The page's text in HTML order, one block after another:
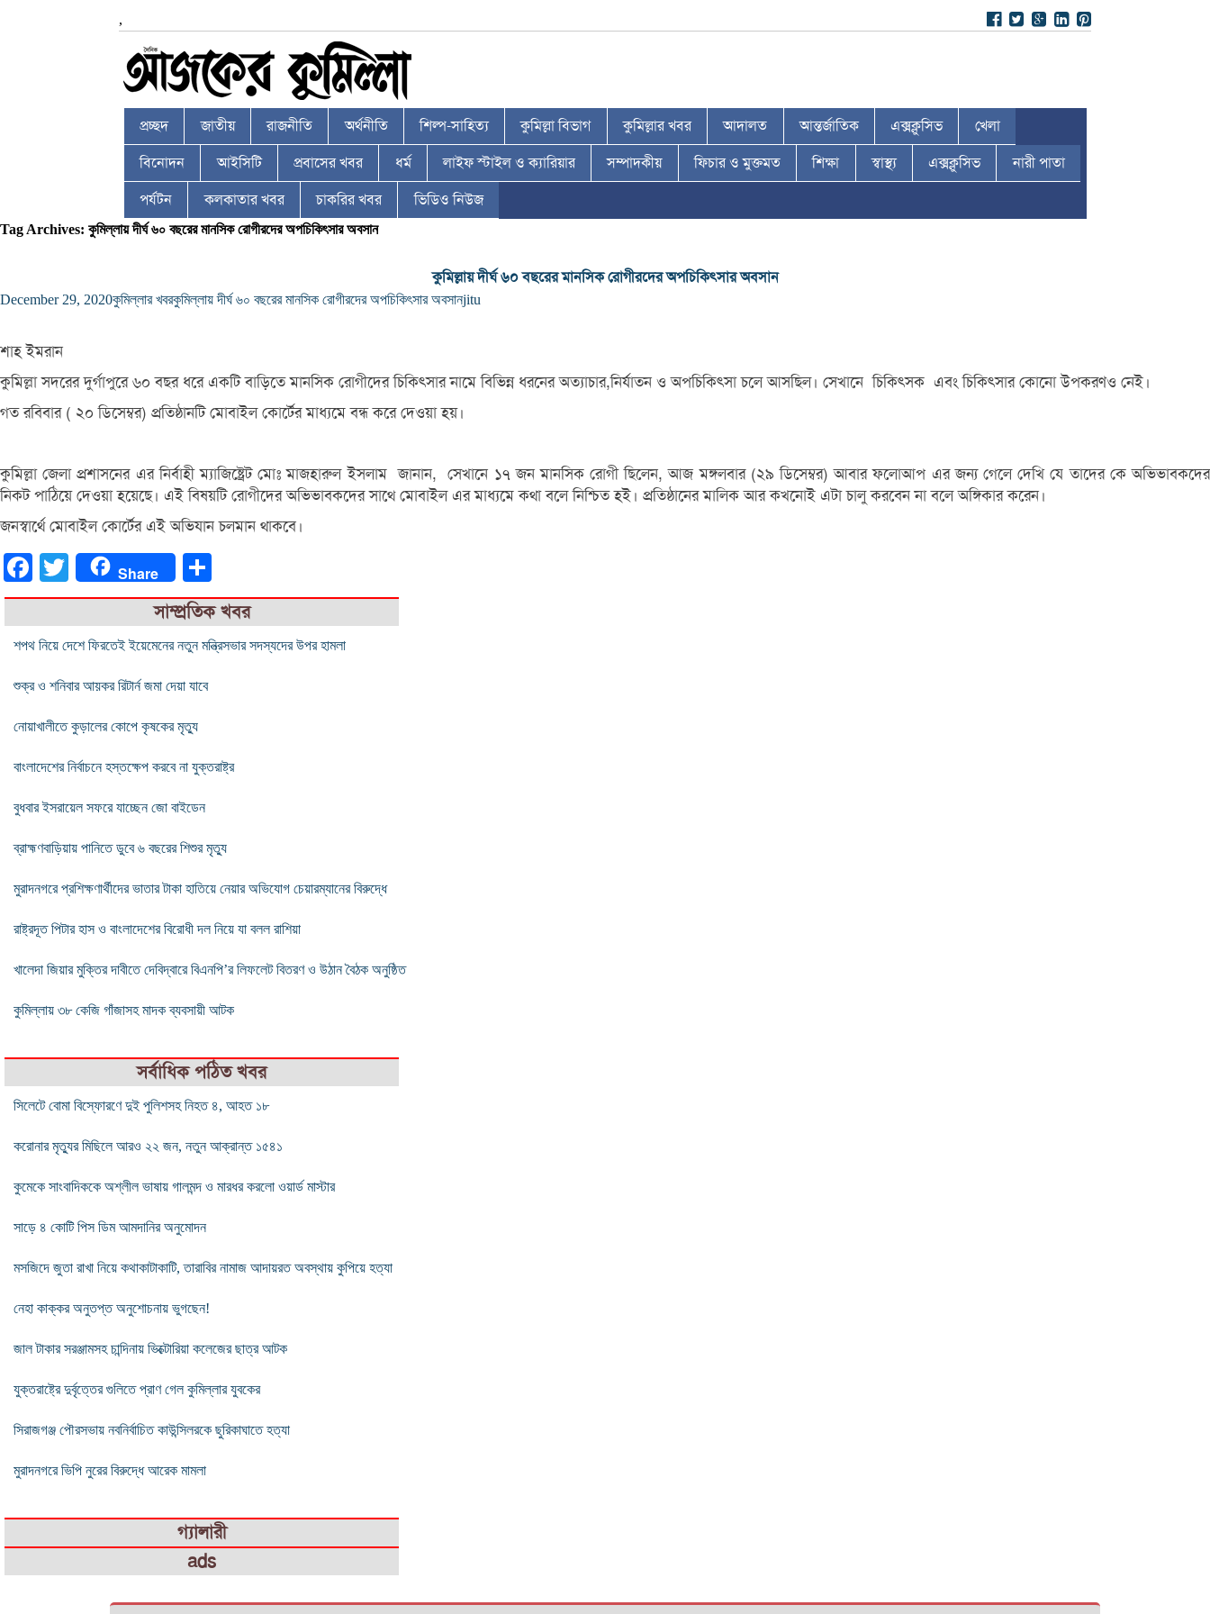
,
প্রচ্ছদ জাতীয় রাজনীতি অর্থনীতি শিল্প-সাহিত্য কুমিল্লা বিভাগ কুমিল্লার খবর আদালত আন্তর্জাতিক এক্সক্লুসিভ খেলা
বিনোদন আইসিটি প্রবাসের খবর ধর্ম লাইফ স্টাইল ও ক্যারিয়ার সম্পাদকীয় ফিচার ও মুক্তমত শিক্ষা স্বাস্থ্য এক্সক্লুসিভ নারী পাতা
পর্যটন কলকাতার খবর চাকরির খবর ভিডিও নিউজ
Tag Archives: কুমিল্লায় দীর্ঘ ৬০ বছরের মানসিক রোগীরদের অপচিকিৎসার অবসান
কুমিল্লায় দীর্ঘ ৬০ বছরের মানসিক রোগীরদের অপচিকিৎসার অবসান
December 29, 2020কুমিল্লার খবরকুমিল্লায় দীর্ঘ ৬০ বছরের মানসিক রোগীরদের অপচিকিৎসার অবসানjitu
শাহ ইমরান
কুমিল্লা সদরের দুর্গাপুরে ৬০ বছর ধরে একটি বাড়িতে মানসিক রোগীদের চিকিৎসার নামে বিভিন্ন ধরনের অত্যাচার,নির্যাতন ও অপচিকিৎসা চলে আসছিল। সেখানে চিকিৎসক এবং চিকিৎসার কোনো উপকরণও নেই।
গত রবিবার ( ২০ ডিসেম্বর) প্রতিষ্ঠানটি মোবাইল কোর্টের মাধ্যমে বন্ধ করে দেওয়া হয়।
কুমিল্লা জেলা প্রশাসনের এর নির্বাহী ম্যাজিষ্ট্রেট মোঃ মাজহারুল ইসলাম জানান, সেখানে ১৭ জন মানসিক রোগী ছিলেন, আজ মঙ্গলবার (২৯ ডিসেম্বর) আবার ফলোআপ এর জন্য গেলে দেখি যে তাদের কে অভিভাবকদের
নিকট পাঠিয়ে দেওয়া হয়েছে। এই বিষয়টি রোগীদের অভিভাবকদের সাথে মোবাইল এর মাধ্যমে কথা বলে নিশ্চিত হই। প্রতিষ্ঠানের মালিক আর কখনোই এটা চালু করবেন না বলে অঙ্গিকার করেন।
জনস্বার্থে মোবাইল কোর্টের এই অভিযান চলমান থাকবে।
FacebookTwitter Share
সাম্প্রতিক খবর
শপথ নিয়ে দেশে ফিরতেই ইয়েমেনের নতুন মন্ত্রিসভার সদস্যদের উপর হামলা
শুক্র ও শনিবার আয়কর রিটার্ন জমা দেয়া যাবে
নোয়াখালীতে কুড়ালের কোপে কৃষকের মৃত্যু
বাংলাদেশের নির্বাচনে হস্তক্ষেপ করবে না যুক্তরাষ্ট্র
বুধবার ইসরায়েল সফরে যাচ্ছেন জো বাইডেন
ব্রাহ্মণবাড়িয়ায় পানিতে ডুবে ৬ বছরের শিশুর মৃত্যু
মুরাদনগরে প্রশিক্ষণার্থীদের ভাতার টাকা হাতিয়ে নেয়ার অভিযোগ চেয়ারম্যানের বিরুদ্ধে
রাষ্ট্রদূত পিটার হাস ও বাংলাদেশের বিরোধী দল নিয়ে যা বলল রাশিয়া
খালেদা জিয়ার মুক্তির দাবীতে দেবিদ্বারে বিএনপি’র লিফলেট বিতরণ ও উঠান বৈঠক অনুষ্ঠিত
কুমিল্লায় ৩৮ কেজি গাঁজাসহ মাদক ব্যবসায়ী আটক
সর্বাধিক পঠিত খবর
সিলেটে বোমা বিস্ফোরণে দুই পুলিশসহ নিহত ৪, আহত ১৮
করোনার মৃত্যুর মিছিলে আরও ২২ জন, নতুন আক্রান্ত ১৫৪১
কুমেকে সাংবাদিককে অশ্লীল ভাষায় গালমন্দ ও মারধর করলো ওয়ার্ড মাস্টার
সাড়ে ৪ কোটি পিস ডিম আমদানির অনুমোদন
মসজিদে জুতা রাখা নিয়ে কথাকাটাকাটি, তারাবির নামাজ আদায়রত অবস্থায় কুপিয়ে হত্যা
নেহা কাক্কর অনুতপ্ত অনুশোচনায় ভুগছেন!
জাল টাকার সরঞ্জামসহ চান্দিনায় ভিক্টোরিয়া কলেজের ছাত্র আটক
যুক্তরাষ্ট্রে দুর্বৃত্তের গুলিতে প্রাণ গেল কুমিল্লার যুবকের
সিরাজগঞ্জ পৌরসভায় নবনির্বাচিত কাউন্সিলরকে ছুরিকাঘাতে হত্যা
মুরাদনগরে ভিপি নুরের ‍বিরুদ্ধে আরেক মামলা
গ্যালারী
ads